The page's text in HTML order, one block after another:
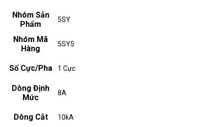
Nhóm Sản
Phẩm
5SY
Nhóm Mã
Hàng
5SY5
Số Cực/Pha 1 Cực
Dòng Định
Mức
8A
Dòng Cắt 10kA